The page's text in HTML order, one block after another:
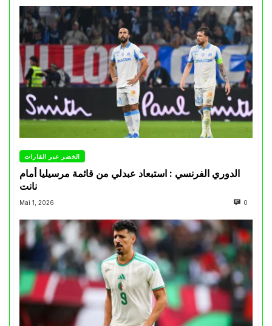
الخضر عبر القارات
الدوري الفرنسي : استبعاد عبدلي من قائمة مرسيليا أمام
نانت
Mai 1, 2026 0